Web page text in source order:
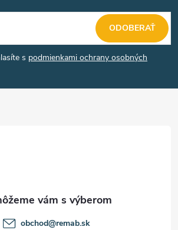
s podmienkami ochrany osobných
ODOBERAŤ
obchod@remab.sk